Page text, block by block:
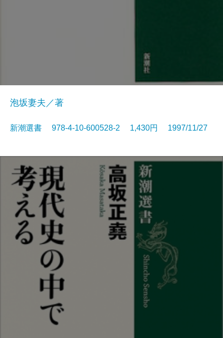
泡坂妻夫／著
新潮選書 978-4-10-600528-2 1,430円 1997/11/27